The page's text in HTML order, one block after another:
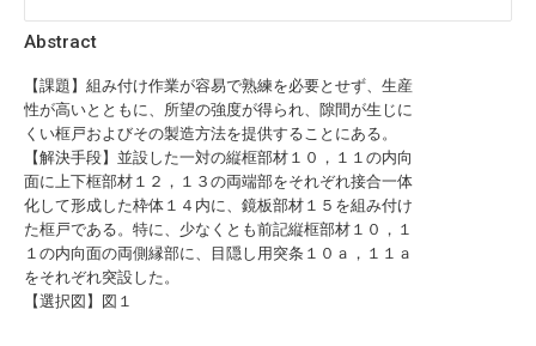
Abstract
【課題】組み付け作業が容易で熟練を必要とせず、生産
性が高いとともに、所望の強度が得られ、隙間が生じに
くい框戸およびその製造方法を提供することにある。
【解決手段】並設した一対の縦框部材１０，１１の内向
面に上下框部材１２，１３の両端部をそれぞれ接合一体
化して形成した枠体１４内に、鏡板部材１５を組み付け
た框戸である。特に、少なくとも前記縦框部材１０，１
１の内向面の両側縁部に、目隠し用突条１０ａ，１１ａ
をそれぞれ突設した。
【選択図】図１